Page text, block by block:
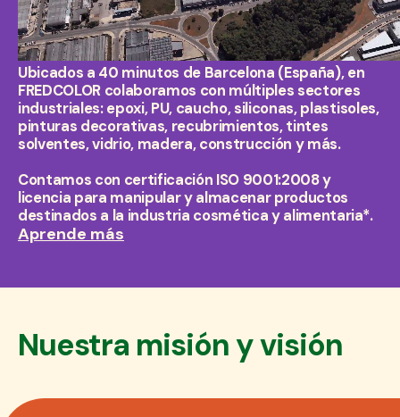
Ubicados a 40 minutos de Barcelona (España), en
FREDCOLOR colaboramos con múltiples sectores
industriales: epoxi, PU, caucho, siliconas, plastisoles,
pinturas decorativas, recubrimientos, tintes
solventes, vidrio, madera, construcción y más.
Contamos con certificación ISO 9001:2008 y
licencia para manipular y almacenar productos
destinados a la industria cosmética y alimentaria*.
Aprende más
Nuestra misión y visión